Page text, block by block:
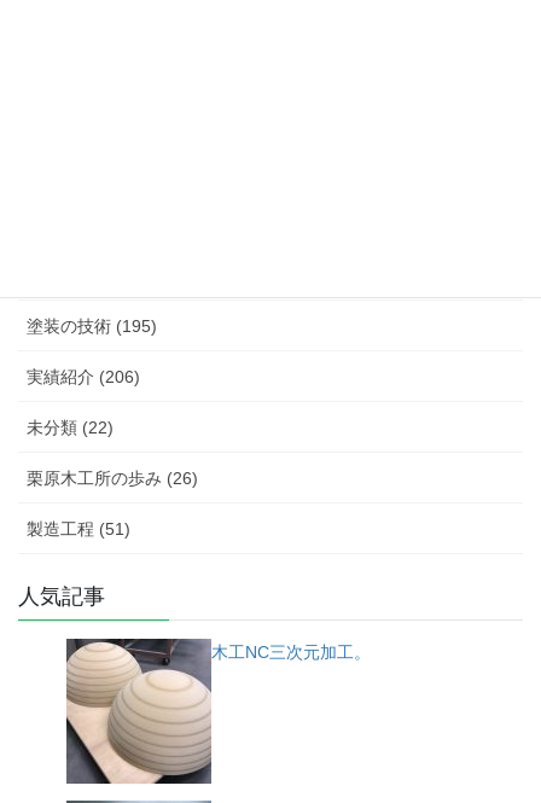
塗装の技術 (195)
実績紹介 (206)
未分類 (22)
栗原木工所の歩み (26)
製造工程 (51)
人気記事
木工NC三次元加工。